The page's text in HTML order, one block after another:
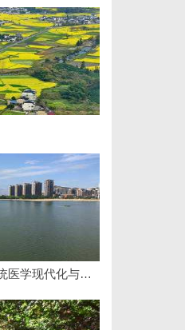
中医专家联盟：推动传统医学现代化与国际化的桥梁